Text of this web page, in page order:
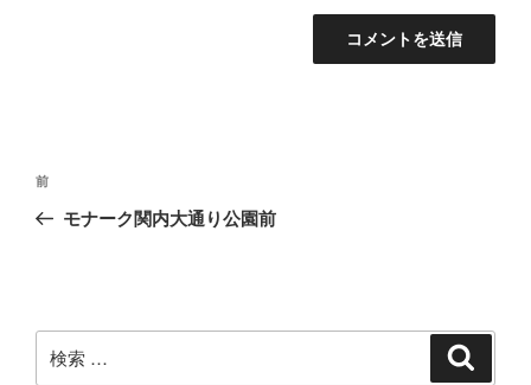
投
ー
シ
過
去
前
モナーク関内大通り公園前
索: